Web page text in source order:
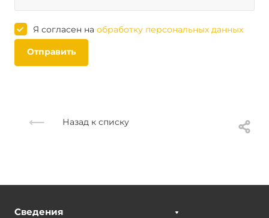
Я согласен на обработку персональных данных
Отправить
Назад к списку
Сведения